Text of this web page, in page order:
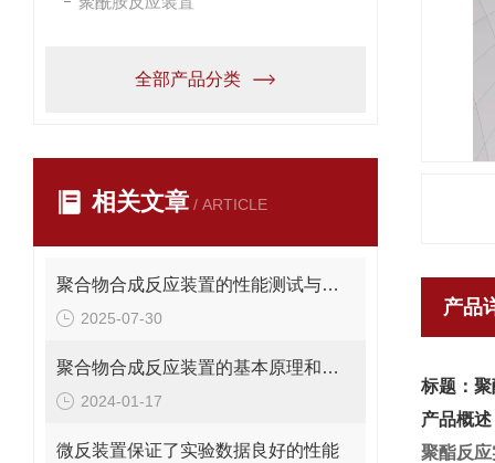
全部产品分类
相关文章 / ARTICLE
聚合物合成反应装置的性能测试与优化方法
2025-07-30
聚合物合成反应装置的基本原理和工作流程解析
2024-01-17
微反装置保证了实验数据良好的性能
产品
标题：
产品概述
聚酯反